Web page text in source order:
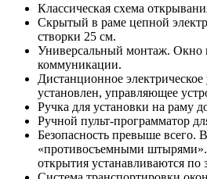
Классическая схема
Скрытый в раме цепной
створки 25 см.
Универсальный монтаж. Окно
коммуникации.
Дистанционное
установлен, управляющее
Ручка для установки на раму
Ручной пульт-программатор
Безопасность превыше всего.
«противосъемными штырями».
открытия устанавливаются по